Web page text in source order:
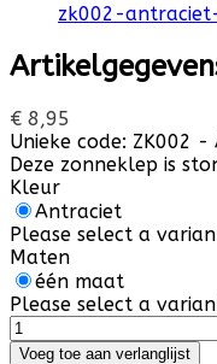
€ 8,95
Unieke code: ZK002 -
Deze zonneklep is
Kleur
Antraciet
Please select a
Maten
één maat
Please select a
Voeg toe aan verlanglijst